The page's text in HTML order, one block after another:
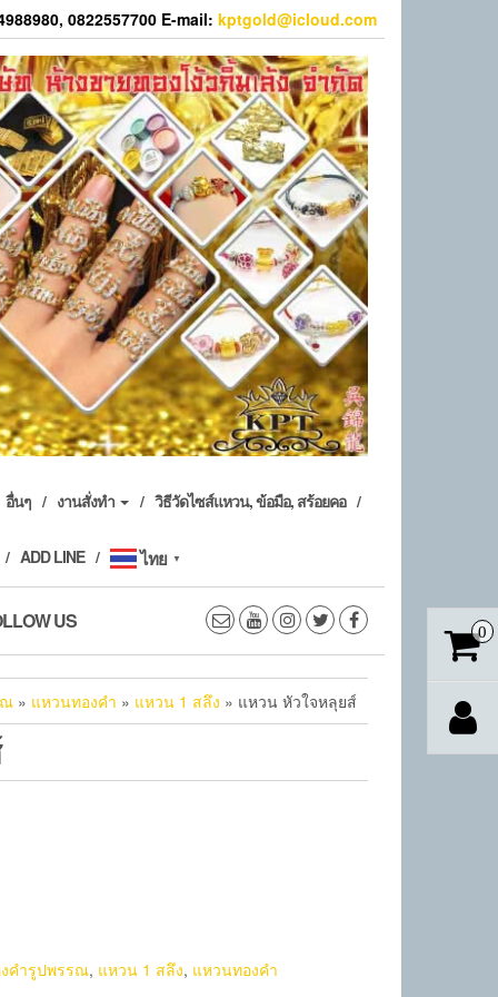
0822557700 E-mail: kptgold@icloud.com
อื่นๆ งานสั่งทำ วิธีวัดไซส์แหวน, ข้อมือ, สร้อยคอ
ADD LINE ไทย ▼
US
ณ » แหวนทองคำ » แหวน 1 สลึง » แหวน หัวใจหลุยส์
คำรูปพรรณ, แหวน 1 สลึง, แหวนทองคำ
0